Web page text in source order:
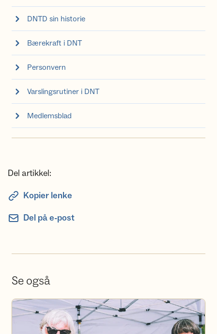
DNTD sin historie
Bærekraft i DNT
Personvern
Varslingsrutiner i DNT
Medlemsblad
Del artikkel:
Kopier lenke
Del på e-post
Se også
Bli frivillig hos oss